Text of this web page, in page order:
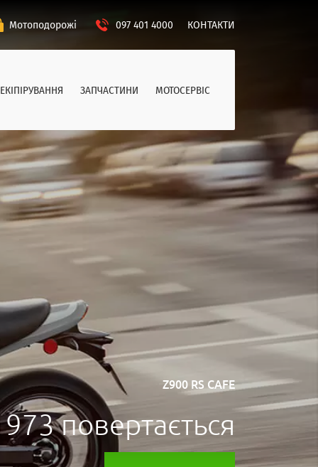
Мотоподорожі 097 401 4000 КОНТАКТИ
ЕКІПІРУВАННЯ ЗАПЧАСТИНИ МОТОСЕРВІС
Z900 RS CAFE
повертається